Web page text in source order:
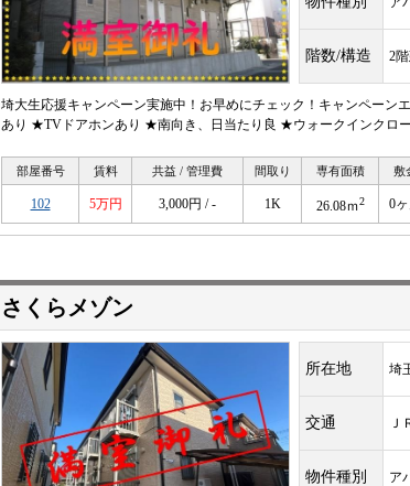
階数/構造 2
埼大生応援キャンペーン実施中！お早めにチェック！キャンペー
あり ★TVドアホンあり ★南向き、日当たり良 ★ウォークインクロ
部屋番号 賃料 共益 / 管理費 間取り 専有面積 敷
102 5万円 3,000円 / - 1K 26.08ｍ2 0ヶ
さくらメゾン
所在地 埼
交通 Ｊ
物件種別 ア